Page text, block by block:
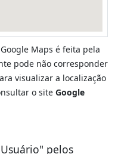
Maps é feita pela
pode não corresponder
visualizar a localização
o site Google
pelos